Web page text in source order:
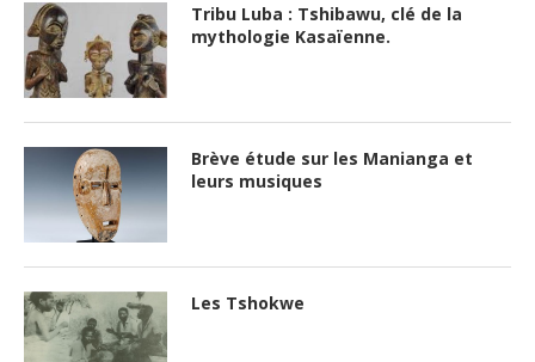
Tribu Luba : Tshibawu, clé de la
mythologie Kasaïenne.
Brève étude sur les Manianga et
leurs musiques
Les Tshokwe